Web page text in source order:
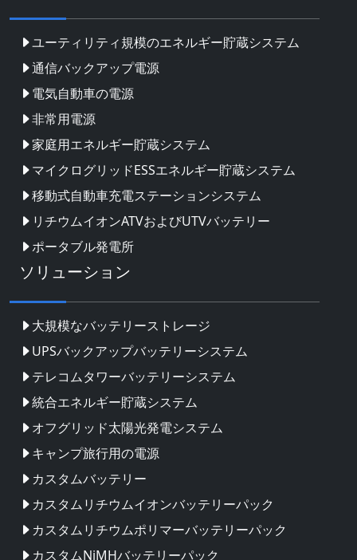
ユーティリティ規模のエネルギー貯蔵システム
通信バックアップ電源
電気自動車の電源
非常用電源
家庭用エネルギー貯蔵システム
マイクログリッドESSエネルギー貯蔵システム
移動式自動車充電ステーションシステム
リチウムイオンATVおよびUTVバッテリー
ポータブル発電所
ソリューション
大規模なバッテリーストレージ
UPSバックアップバッテリーシステム
テレコムタワーバッテリーシステム
統合エネルギー貯蔵システム
オフグリッド太陽光発電システム
キャンプ旅行用の電源
カスタムバッテリー
カスタムリチウムイオンバッテリーパック
カスタムリチウムポリマーバッテリーパック
カスタムNiMHバッテリーパック